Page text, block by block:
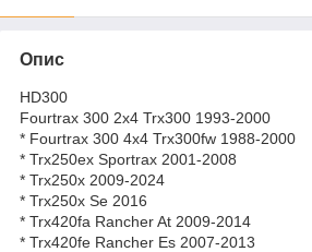
Опис
HD300
Fourtrax 300 2x4 Trx300 1993-2000
* Fourtrax 300 4x4 Trx300fw 1988-2000
* Trx250ex Sportrax 2001-2008
* Trx250x 2009-2024
* Trx250x Se 2016
* Trx420fa Rancher At 2009-2014
* Trx420fe Rancher Es 2007-2013